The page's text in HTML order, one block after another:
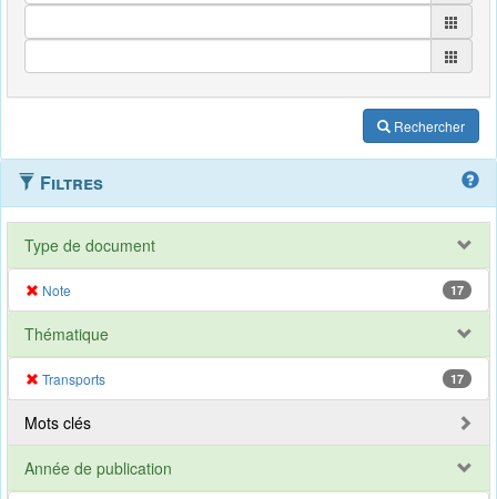
Rechercher
Filtres
Type de document
Note 17
Thématique
Transports 17
Mots clés
Année de publication